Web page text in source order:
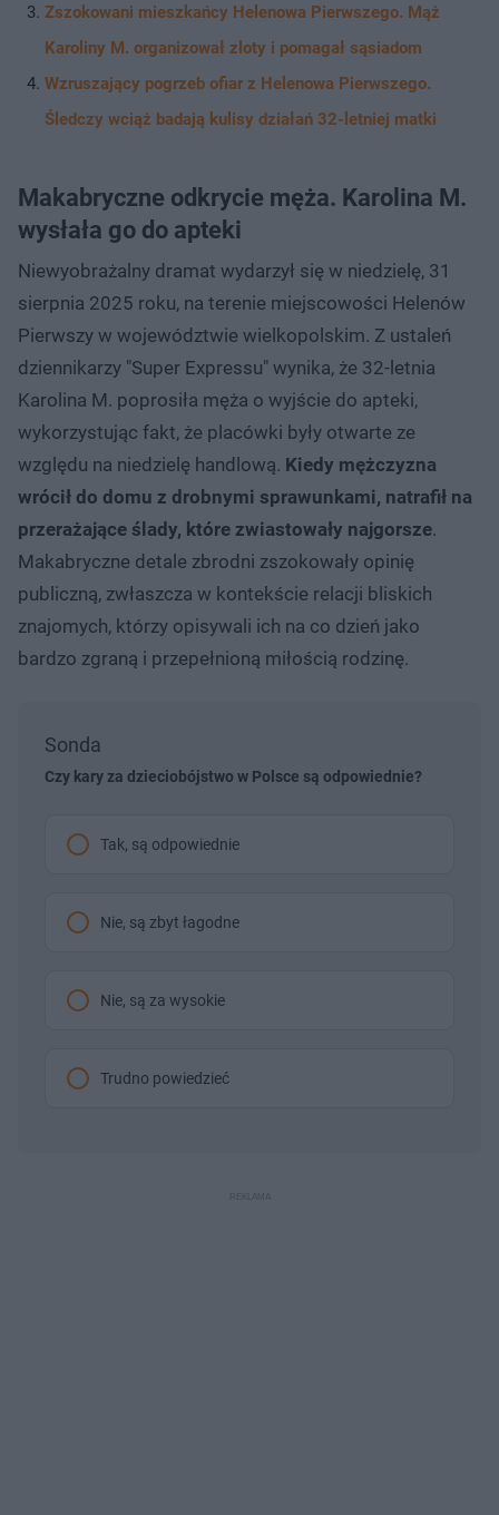
Zszokowani mieszkańcy Helenowa Pierwszego. Mąż
Karoliny M. organizował zloty i pomagał sąsiadom
Wzruszający pogrzeb ofiar z Helenowa Pierwszego.
Śledczy wciąż badają kulisy działań 32-letniej matki
Makabryczne odkrycie męża. Karolina M.
wysłała go do apteki
Niewyobrażalny dramat wydarzył się w niedzielę, 31
sierpnia 2025 roku, na terenie miejscowości Helenów
Pierwszy w województwie wielkopolskim. Z ustaleń
dziennikarzy "Super Expressu" wynika, że 32-letnia
Karolina M. poprosiła męża o wyjście do apteki,
wykorzystując fakt, że placówki były otwarte ze
względu na niedzielę handlową. Kiedy mężczyzna
wrócił do domu z drobnymi sprawunkami, natrafił na
przerażające ślady, które zwiastowały najgorsze.
Makabryczne detale zbrodni zszokowały opinię
publiczną, zwłaszcza w kontekście relacji bliskich
znajomych, którzy opisywali ich na co dzień jako
bardzo zgraną i przepełnioną miłością rodzinę.
Sonda
Czy kary za dzieciobójstwo w Polsce są odpowiednie?
Tak, są odpowiednie
Nie, są zbyt łagodne
Nie, są za wysokie
Trudno powiedzieć